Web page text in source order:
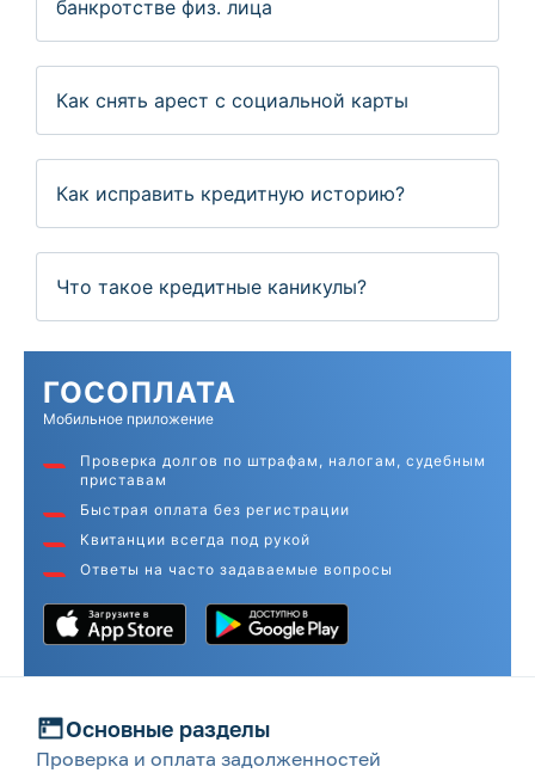
банкротстве физ. лица
Как снять арест с социальной карты
Как исправить кредитную историю?
Что такое кредитные каникулы?
ГОСОПЛАТА
Мобильное приложение
Проверка долгов по штрафам, налогам, судебным
приставам
Быстрая оплата без регистрации
Квитанции всегда под рукой
Ответы на часто задаваемые вопросы
Основные разделы
Проверка и оплата задолженностей